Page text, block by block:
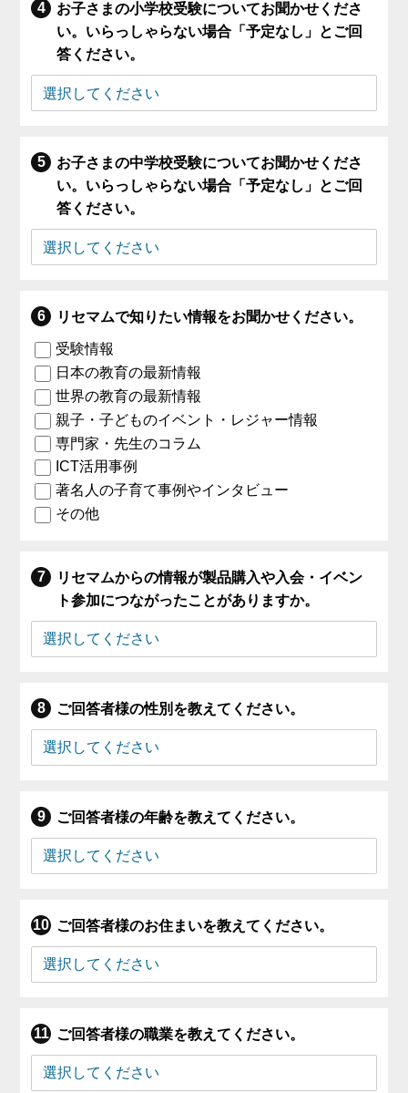
お子さまの小学校受験についてお聞かせくださ
い。いらっしゃらない場合「予定なし」とご回
答ください。
お子さまの中学校受験についてお聞かせくださ
い。いらっしゃらない場合「予定なし」とご回
答ください。
リセマムで知りたい情報をお聞かせください。
受験情報
日本の教育の最新情報
世界の教育の最新情報
親子・子どものイベント・レジャー情報
専門家・先生のコラム
ICT活用事例
著名人の子育て事例やインタビュー
その他
リセマムからの情報が製品購入や入会・イベン
ト参加につながったことがありますか。
ご回答者様の性別を教えてください。
ご回答者様の年齢を教えてください。
ご回答者様のお住まいを教えてください。
ご回答者様の職業を教えてください。